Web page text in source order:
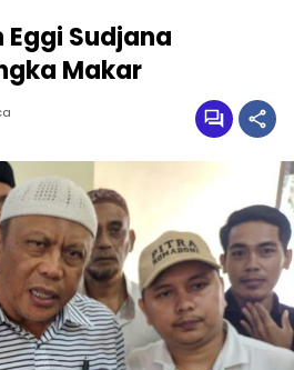
Sudjana
Makar